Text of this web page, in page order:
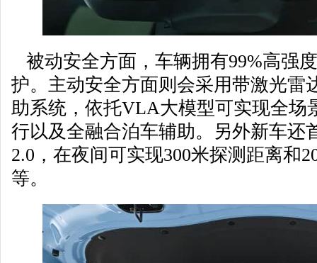
被动安全方面，车辆拥有99%高强
护。主动安全方面则会采用带激光雷
助系统，依托VLA大模型可实现全场
行以及全融合泊车辅助。另外新车还
2.0，在夜间可实现300米探测距离和
等。